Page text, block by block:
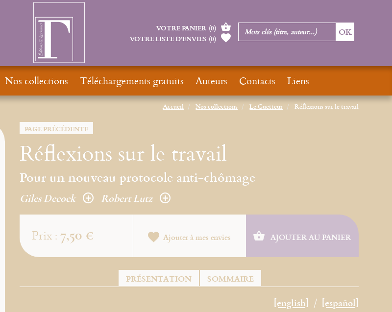
Accueil Nos collections Le Guetteur Réflexions sur le travail
PAGE PRÉCÉDENTE
Réflexions sur le travail
Pour un nouveau protocole anti-chômage
Giles Decock Robert Lutz
Prix : 7,50 € Ajouter à mes envies AJOUTER AU PANIER
PRÉSENTATION SOMMAIRE
[english] [español]
VOTRE PANIER (0)
VOTRE LISTE D’ENVIES (0)
Nos collections Téléchargements gratuits Auteurs Contacts Liens